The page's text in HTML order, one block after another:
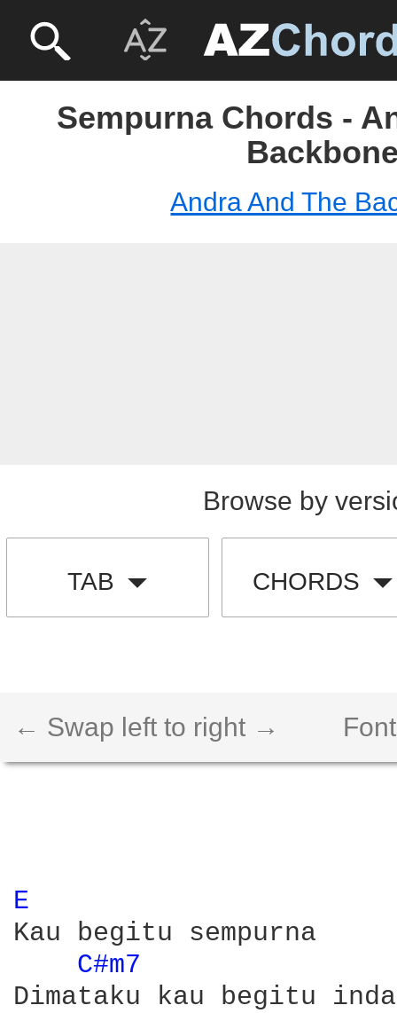
Sempurna Chords -
Andra And The
Browse by
TAB CHORDS
← Swap left to right →
E
Kau begitu sempurna
C#m7
Dimataku kau begitu